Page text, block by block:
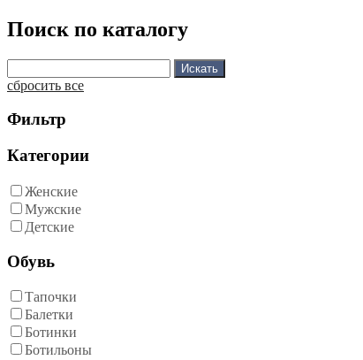
Поиск по каталогу
сбросить все
Фильтр
Категории
Женские
Мужские
Детские
Обувь
Тапочки
Балетки
Ботинки
Ботильоны